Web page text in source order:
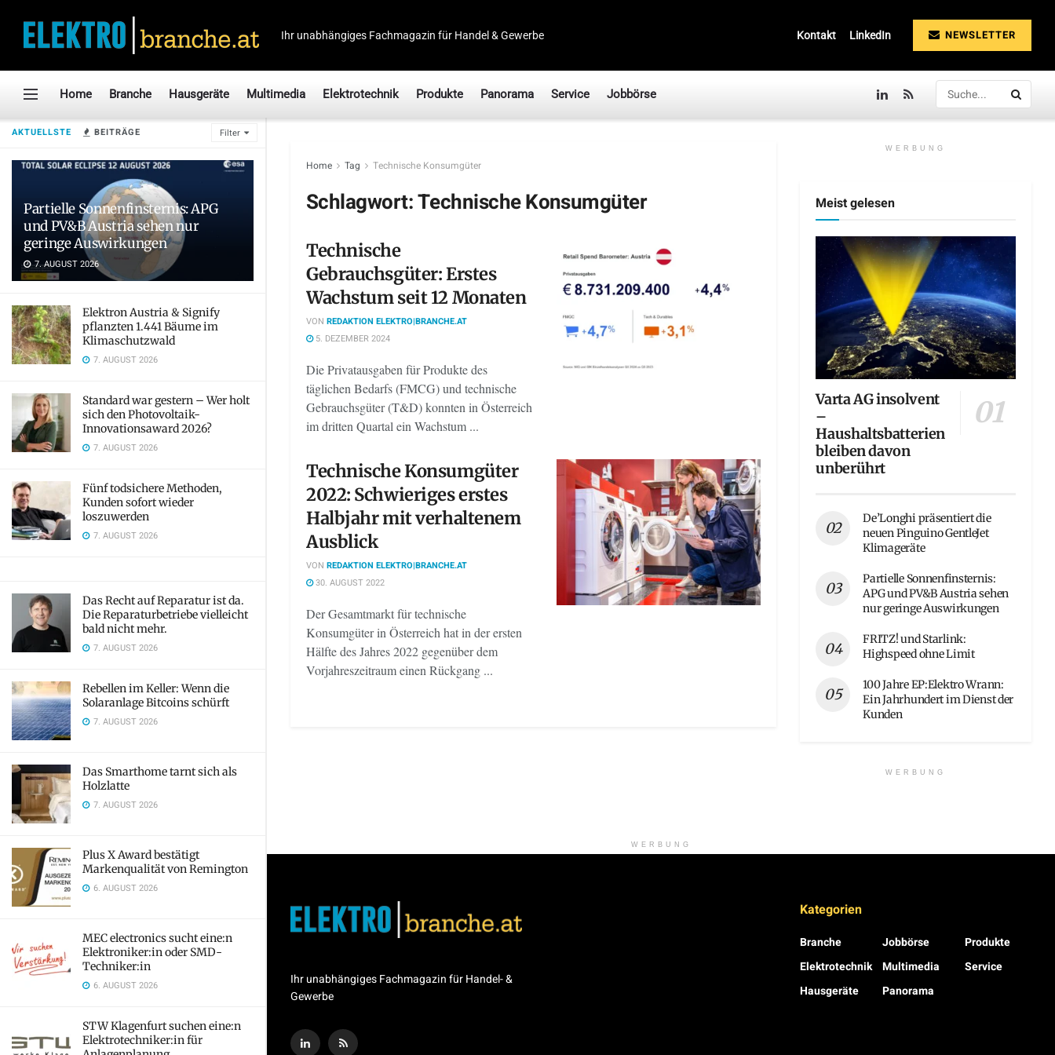
AKTUELLSTE BEITRÄGE Filter
Partielle Sonnenfinsternis: APG
und PV&B Austria sehen nur
geringe Auswirkungen
7. AUGUST 2026
Elektron Austria & Signify
pflanzten 1.441 Bäume im
Klimaschutzwald
7. AUGUST 2026
Standard war gestern – Wer holt
sich den Photovoltaik-
Innovationsaward 2026?
7. AUGUST 2026
Fünf todsichere Methoden,
Kunden sofort wieder
loszuwerden
7. AUGUST 2026
Das Recht auf Reparatur ist da.
Die Reparaturbetriebe vielleicht
bald nicht mehr.
7. AUGUST 2026
Rebellen im Keller: Wenn die
Solaranlage Bitcoins schürft
7. AUGUST 2026
Das Smarthome tarnt sich als
Holzlatte
7. AUGUST 2026
Plus X Award bestätigt
Markenqualität von Remington
6. AUGUST 2026
MEC electronics sucht eine:n
Elektroniker:in oder SMD-
Techniker:in
6. AUGUST 2026
STW Klagenfurt suchen eine:n
Elektrotechniker:in für
Ihr unabhängiges Fachmagazin für Handel & Gewerbe Kontakt LinkedIn NEWSLETTER
Home Branche Hausgeräte Multimedia Elektrotechnik Produkte Panorama Service Jobbörse
Home Tag Technische Konsumgüter
Schlagwort:Technische Konsumgüter
Technische
Gebrauchsgüter: Erstes
Wachstum seit 12 Monaten
VON REDAKTION ELEKTRO|BRANCHE.AT
5. DEZEMBER 2024
Die Privatausgaben für Produkte des
täglichen Bedarfs (FMCG) und technische
Gebrauchsgüter (T&D) konnten in Österreich
im dritten Quartal ein Wachstum ...
Technische Konsumgüter
2022: Schwieriges erstes
Halbjahr mit verhaltenem
Ausblick
VON REDAKTION ELEKTRO|BRANCHE.AT
30. AUGUST 2022
Der Gesamtmarkt für technische
Konsumgüter in Österreich hat in der ersten
Hälfte des Jahres 2022 gegenüber dem
Vorjahreszeitraum einen Rückgang ...
WERBUNG
Meist gelesen
Varta AG insolvent
–
Haushaltsbatterien
bleiben davon
unberührt
De’Longhi präsentiert die
neuen Pinguino GentleJet
Klimageräte
Partielle Sonnenfinsternis:
APG und PV&B Austria sehen
nur geringe Auswirkungen
FRITZ! und Starlink:
Highspeed ohne Limit
100 Jahre EP:Elektro Wrann:
Ein Jahrhundert im Dienst der
Kunden
WERBUNG
WERBUNG
Ihr unabhängiges Fachmagazin für Handel- &
Gewerbe
Kategorien
Branche
Elektrotechnik
Hausgeräte
Jobbörse
Multimedia
Panorama
Produkte
Service